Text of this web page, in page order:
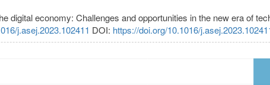
digital economy: Challenges and opportunities in the new era of
j.asej.2023.102411 DOI: https://doi.org/10.1016/